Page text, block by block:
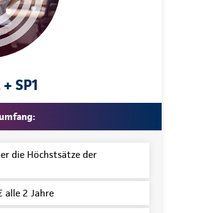
SP1
die Höchstsätze der
alle 2 Jahre